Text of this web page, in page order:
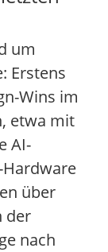
um
Erstens
Wins im
etwa mit
AI-
über
der
nach